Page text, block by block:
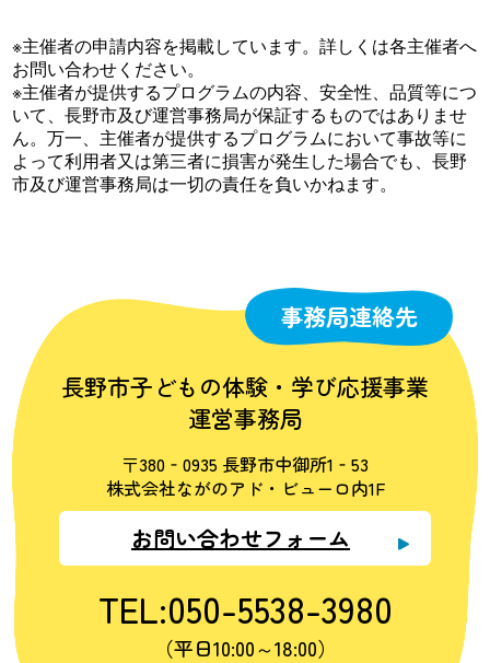
※主催者の申請内容を掲載しています。詳しくは各主催者へ
お問い合わせください。
※主催者が提供するプログラムの内容、安全性、品質等につ
いて、長野市及び運営事務局が保証するものではありませ
ん。万一、主催者が提供するプログラムにおいて事故等に
よって利用者又は第三者に損害が発生した場合でも、長野
市及び運営事務局は一切の責任を負いかねます。
事務局連絡先
長野市子どもの体験・学び応援事業
運営事務局
〒380‐0935 長野市中御所1‐53
株式会社ながのアド・ビューロ内1F
お問い合わせフォーム
TEL:050-5538-3980
（平日10:00～18:00）